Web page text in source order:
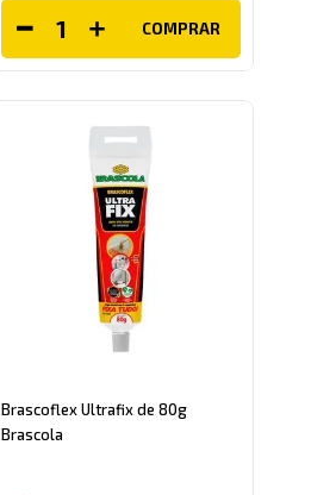
COMPRAR
Brascoflex Ultrafix de 80g
Brascola